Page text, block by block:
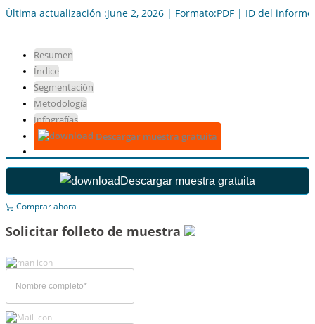
Última actualización :June 2, 2026 | Formato:PDF | ID del
Resumen
Índice
Segmentación
Metodología
Infografías
Descargar muestra gratuita
Descargar muestra gratuita
Comprar ahora
Solicitar folleto de muestra